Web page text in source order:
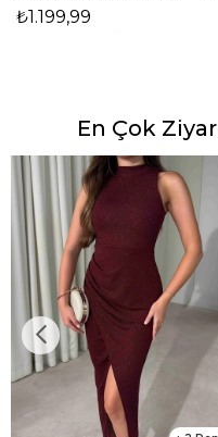
₺1.199,99
En Çok